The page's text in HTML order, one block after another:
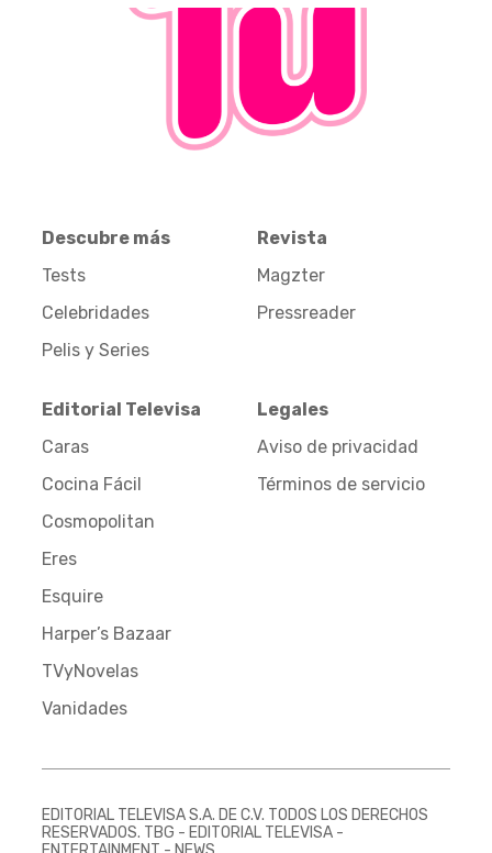
Descubre más
Tests
Celebridades
Pelis y Series
Revista
Magzter
Pressreader
Editorial Televisa
Caras
Cocina Fácil
Cosmopolitan
Eres
Esquire
Harper’s Bazaar
TVyNovelas
Vanidades
Legales
Aviso de privacidad
Términos de servicio
EDITORIAL TELEVISA S.A. DE C.V. TODOS LOS DERECHOS
RESERVADOS. TBG - EDITORIAL TELEVISA -